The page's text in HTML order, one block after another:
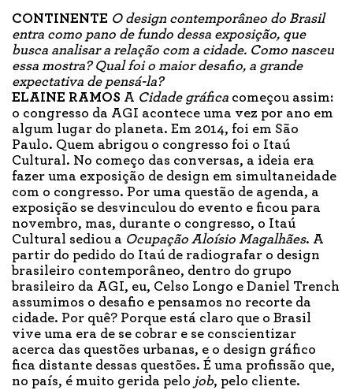
CONTINENTE O design contemporâneo do Brasil
entra como pano de fundo dessa exposição, que
busca analisar a relação com a cidade. Como nasceu
essa mostra? Qual foi o maior desafio, a grande
expectativa de pensá-la?
ELAINE RAMOS A Cidade gráfica começou assim:
o congresso da AGI acontece uma vez por ano em
algum lugar do planeta. Em 2014, foi em São
Paulo. Quem abrigou o congresso foi o Itaú
Cultural. No começo das conversas, a ideia era
fazer uma exposição de design em simultaneidade
com o congresso. Por uma questão de agenda, a
exposição se desvinculou do evento e ficou para
novembro, mas, durante o congresso, o Itaú
Cultural sediou a Ocupação Aloísio Magalhães. A
partir do pedido do Itaú de radiografar o design
brasileiro contemporâneo, dentro do grupo
brasileiro da AGI, eu, Celso Longo e Daniel Trench
assumimos o desafio e pensamos no recorte da
cidade. Por quê? Porque está claro que o Brasil
vive uma era de se cobrar e se conscientizar
acerca das questões urbanas, e o design gráfico
fica distante dessas questões. É uma profissão que,
no país, é muito gerida pelo job, pelo cliente.